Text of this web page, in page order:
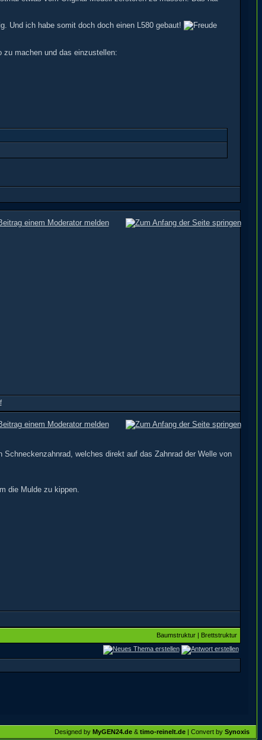
Und ich habe somit doch doch einen L580 gebaut!
zu machen und das einzustellen:
welches direkt auf das Zahnrad der Welle von
die Mulde zu kippen.
Baumstruktur| Brettstruktur
Designed by MyGEN24.de & timo-reinelt.de | Convert by Synoxis